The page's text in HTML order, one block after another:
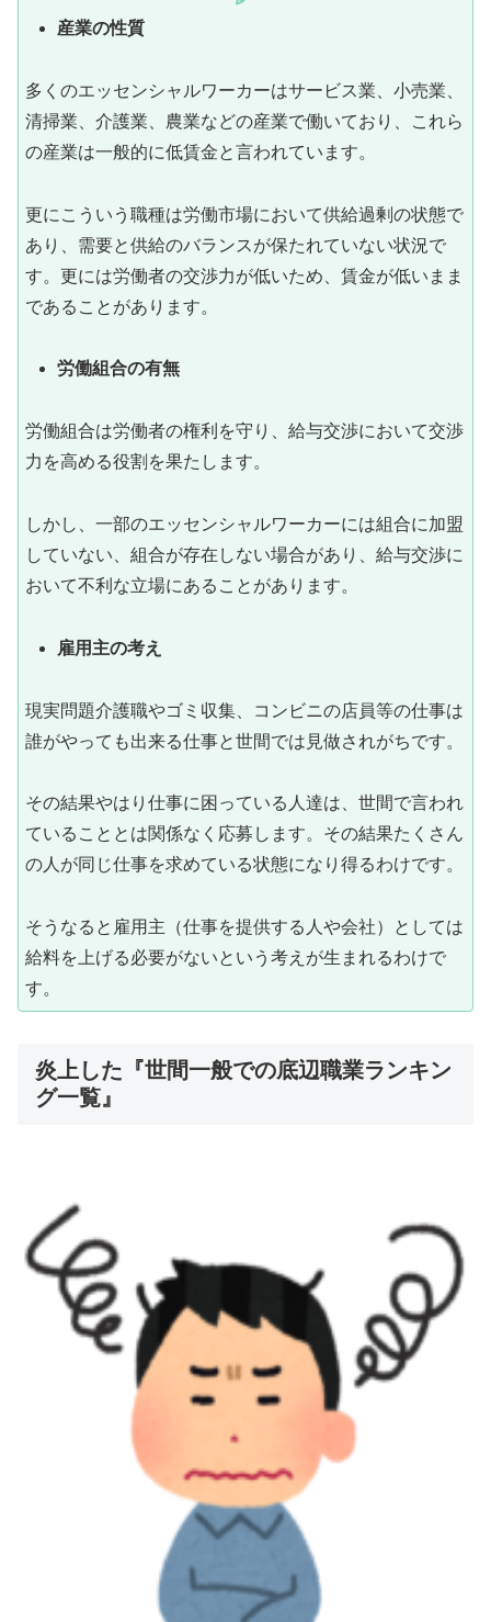
産業の性質
多くのエッセンシャルワーカーはサービス業、小売業、
清掃業、介護業、農業などの産業で働いており、これら
の産業は一般的に低賃金と言われています。
更にこういう職種は労働市場において供給過剰の状態で
あり、需要と供給のバランスが保たれていない状況で
す。更には労働者の交渉力が低いため、賃金が低いまま
であることがあります。
労働組合の有無
労働組合は労働者の権利を守り、給与交渉において交渉
力を高める役割を果たします。
しかし、一部のエッセンシャルワーカーには組合に加盟
していない、組合が存在しない場合があり、給与交渉に
おいて不利な立場にあることがあります。
雇用主の考え
現実問題介護職やゴミ収集、コンビニの店員等の仕事は
誰がやっても出来る仕事と世間では見做されがちです。
その結果やはり仕事に困っている人達は、世間で言われ
ていることとは関係なく応募します。その結果たくさん
の人が同じ仕事を求めている状態になり得るわけです。
そうなると雇用主（仕事を提供する人や会社）としては
給料を上げる必要がないという考えが生まれるわけで
す。
炎上した『世間一般での底辺職業ランキン
グ一覧』